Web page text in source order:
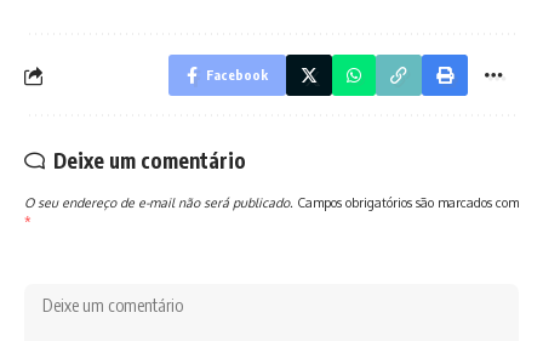
Facebook
Deixe um comentário
O seu endereço de e-mail não será publicado. Campos obrigatórios são marcados com
*